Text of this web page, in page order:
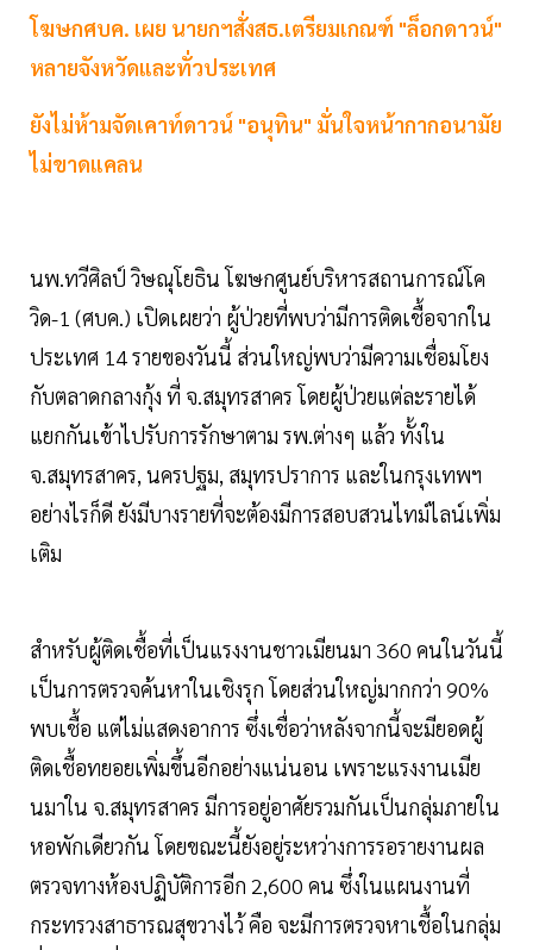
โฆษกศบค. เผย นายกฯสั่งสธ.เตรียมเกณฑ์ "ล็อกดาวน์"
หลายจังหวัดและทั่วประเทศ
ยังไม่ห้ามจัดเคาท์ดาวน์ "อนุทิน" มั่นใจหน้ากากอนามัย
ไม่ขาดแคลน
นพ.ทวีศิลป์ วิษณุโยธิน โฆษกศูนย์บริหารสถานการณ์โค
วิด-1 (ศบค.) เปิดเผยว่า ผู้ป่วยที่พบว่ามีการติดเชื้อจากใน
ประเทศ 14 รายของวันนี้ ส่วนใหญ่พบว่ามีความเชื่อมโยง
กับตลาดกลางกุ้ง ที่ จ.สมุทรสาคร โดยผู้ป่วยแต่ละรายได้
แยกกันเข้าไปรับการรักษาตาม รพ.ต่างๆ แล้ว ทั้งใน
จ.สมุทรสาคร, นครปฐม, สมุทรปราการ และในกรุงเทพฯ
อย่างไรก็ดี ยังมีบางรายที่จะต้องมีการสอบสวนไทม์ไลน์เพิ่ม
เติม
สำหรับผู้ติดเชื้อที่เป็นแรงงานชาวเมียนมา 360 คนในวันนี้
เป็นการตรวจค้นหาในเชิงรุก โดยส่วนใหญ่มากกว่า 90%
พบเชื้อ แต่ไม่แสดงอาการ ซึ่งเชื่อว่าหลังจากนี้จะมียอดผู้
ติดเชื้อทยอยเพิ่มขึ้นอีกอย่างแน่นอน เพราะแรงงานเมีย
นมาใน จ.สมุทรสาคร มีการอยู่อาศัยรวมกันเป็นกลุ่มภายใน
หอพักเดียวกัน โดยขณะนี้ยังอยู่ระหว่างการรอรายงานผล
ตรวจทางห้องปฏิบัติการอีก 2,600 คน ซึ่งในแผนงานที่
กระทรวงสาธารณสุขวางไว้ คือ จะมีการตรวจหาเชื้อในกลุ่ม